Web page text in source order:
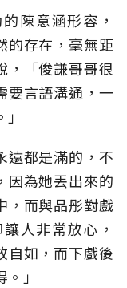
陳意涵形容，
的存在，毫無距
，「俊謙哥哥很
要言語溝通，一
遠都是滿的，不
因為她丟出來的
，而與品彤對戲
人非常放心，
自如，而下戲後
」